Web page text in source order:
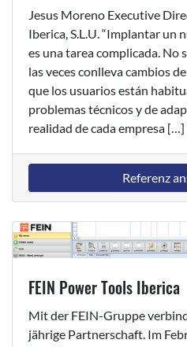
Jesus Moreno Executive
Iberica, S.L.U. “Implantar un
es una tarea complicada. No
las veces conlleva cambios
que los usuarios están
problemas técnicos y de
realidad de cada empresa […]
Referenz
FEIN Power Tools Iberica
Mit der FEIN-Gruppe
jährige Partnerschaft. Im